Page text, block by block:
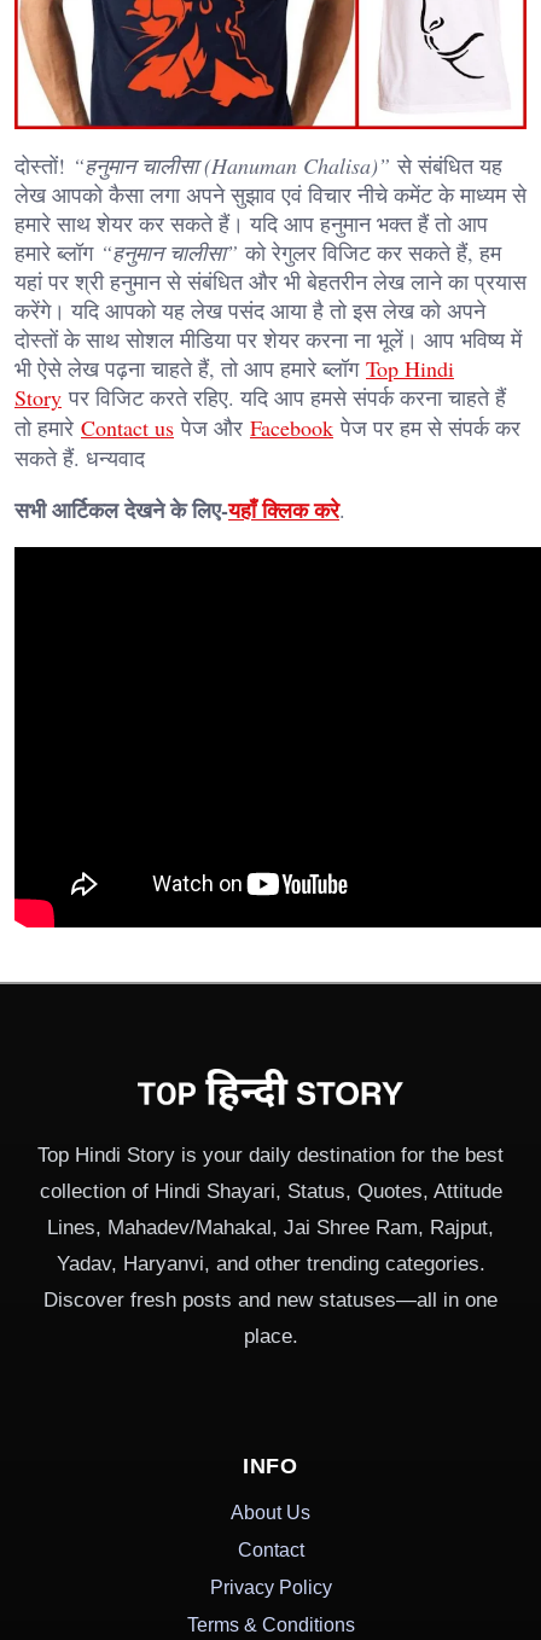
दोस्तों! “हनुमान चालीसा (Hanuman Chalisa)” से संबंधित यह
लेख आपको कैसा लगा अपने सुझाव एवं विचार नीचे कमेंट के माध्यम से
हमारे साथ शेयर कर सकते हैं। यदि आप हनुमान भक्त हैं तो आप
हमारे ब्लॉग “हनुमान चालीसा”को रेगुलर विजिट कर सकते हैं, हम
यहां पर श्री हनुमान से संबंधित और भी बेहतरीन लेख लाने का प्रयास
करेंगे। यदि आपको यह लेख पसंद आया है तो इस लेख को अपने
दोस्तों के साथ सोशल मीडिया पर शेयर करना ना भूलें। आप भविष्य में
भी ऐसे लेख पढ़ना चाहते हैं, तो आप हमारे ब्लॉग Top Hindi
Story पर विजिट करते रहिए. यदि आप हमसे संपर्क करना चाहते हैं
तो हमारे Contact us पेज और Facebook पेज पर हम से संपर्क कर
सकते हैं. धन्यवाद
सभी आर्टिकल देखने के लिए-यहाँ क्लिक करे.
Top Hindi Story is your daily destination for the best
collection of Hindi Shayari, Status, Quotes, Attitude
Lines, Mahadev/Mahakal, Jai Shree Ram, Rajput,
Yadav, Haryanvi, and other trending categories.
Discover fresh posts and new statuses—all in one
place.
INFO
About Us
Contact
Privacy Policy
Terms & Conditions